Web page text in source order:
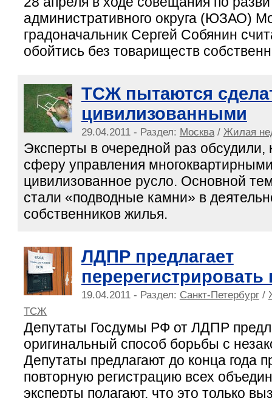
административного округа (ЮЗАО)
градоначальник Сергей Собянин
обойтись без товариществ
ТСЖ пытаются
цивилизованными
29.04.2011 - Раздел: Москва/ Жилая
Эксперты в очередной раз обсудили,
сферу управления
цивилизованное русло. Основной
стали «подводные камни» в
собственников жилья.
ЛДПР предлагает
19.04.2011 - Раздел: Санкт-Петербург/
ТСЖ
Депутаты Госдумы РФ от ЛДПР
оригинальный способ борьбы с
Депутаты предлагают до конца года
повторную регистрацию всех
эксперты полагают, что это только